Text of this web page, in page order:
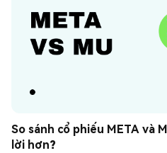
So sánh cổ phiếu META và
lời hơn?